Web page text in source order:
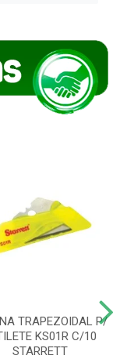
TRAPEZOIDAL P/
KS01R C/10
STARRETT